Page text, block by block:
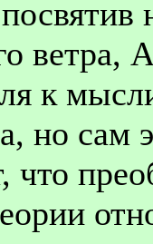
ветра,
к
но сам
что